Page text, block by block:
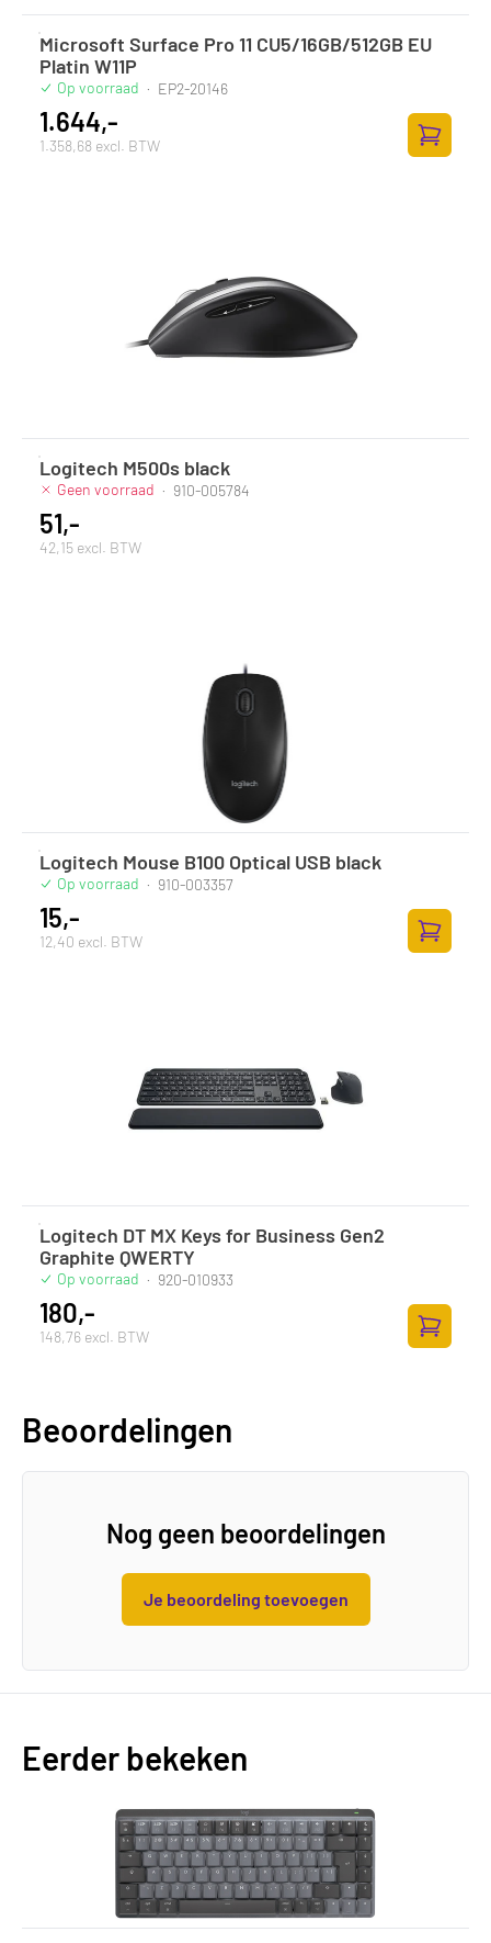
Microsoft Surface Pro 11 CU5/16GB/512GB EU
Platin W11P
Op voorraad · EP2-20146
1.644,-
1.358,68 excl. BTW
Logitech M500s black
Geen voorraad · 910-005784
51,-
42,15 excl. BTW
Logitech Mouse B100 Optical USB black
Op voorraad · 910-003357
15,-
12,40 excl. BTW
Logitech DT MX Keys for Business Gen2
Graphite QWERTY
Op voorraad · 920-010933
180,-
148,76 excl. BTW
Beoordelingen
Nog geen beoordelingen
Je beoordeling toevoegen
Eerder bekeken